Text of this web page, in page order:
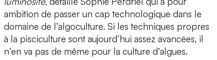
ambition de passer un cap technologique dans le
domaine de l’algoculture. Si les techniques propres
à la pisciculture sont aujourd’hui assez avancées, il
n’en va pas de même pour la culture d’algues.